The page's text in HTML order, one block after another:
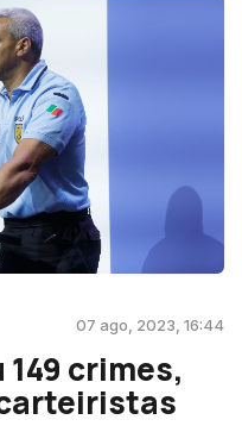
07 ago, 2023, 16:44
crimes,